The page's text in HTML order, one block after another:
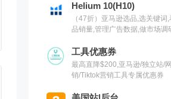
Helium 10(H10)
（47折）亚马逊选品,选关键词,
品销量,管理广告数据,做市场调
工具优惠券
最高直降$200,亚马逊/独立站/
销/Tiktok营销工具专属优惠券